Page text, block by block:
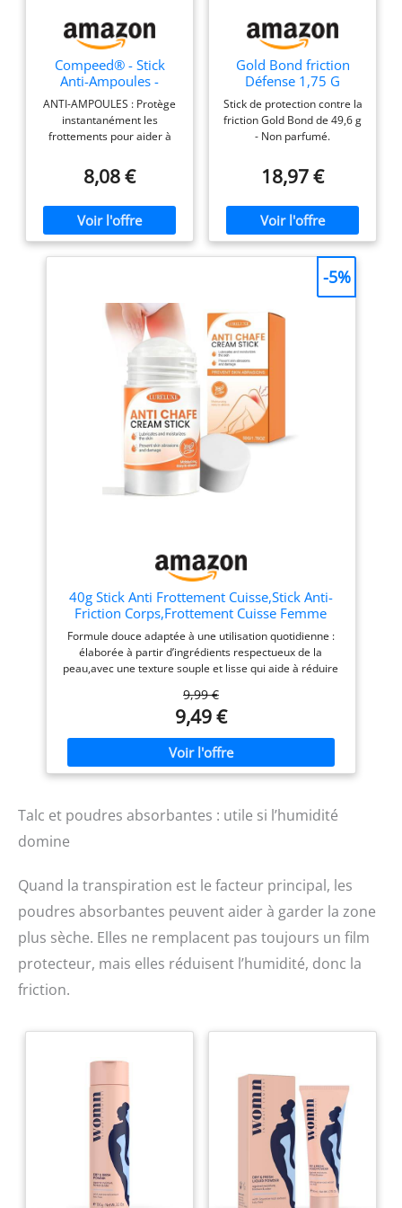
Compeed® - Stick
Anti-Ampoules -
Protège des
Frottements
ANTI-AMPOULES : Protège
instantanément les
frottements pour aider à
d’ampoules et les
irritations. APPLICABLE SUR
CORPS: le stick anti-
ampoule permet une
application sur les pieds et
excessifs. NE TÂCHE PAS :
Une application facile pour
une protection invisible
PRATIQUE ET FACILE A
EMPORTER : Un stick
compact qui se glisse
facilement dans votre sac
ou votre poche FACILE
D'UTILISATION : Appliquez
simplement sur vos pieds,
chaque fois que vous voulez
éviter les frottements
8,08 €
Gold Bond friction
Défense 1,75 G
Stick de protection contre la
friction Gold Bond de 49,6 g
- Non parfumé.
18,97 €
40g Stick Anti Frottement Cuisse,Stick Anti-
Friction Corps,Frottement Cuisse Femme
Creme,Prévient les frottements pour les
cuisses,les épaules et les pieds au
quotidien,Protection Durable
Formule douce adaptée à une utilisation quotidienne :
élaborée à partir d’ingrédients respectueux de la
peau,avec une texture souple et lisse qui aide à réduire
sensibles comme l’intérieur des cuisses,les chevilles et
les aisselles. Format compact et facile à transporter :
ou à emporter partout – toujours prêt à agir contre les
frottements,que vous soyez en déplacement,en activité
physique ou en voyage. Texture fraîche et non grasse :
application,laisse une sensation sèche sur la peau et ne
quotidien. Utilisation simple et hygiénique : format stick
directement le produit avec les mains,ce qui assure
propreté et praticité. Polyvalent : protection efficace lors
de longues marches,d’entraînements sportifs ou du port
une agréable sensation de liberté tout en laissant la
peau respirer.
9,99 €
9,49 €
-5%
Talc et poudres absorbantes : utile si l’humidité
domine
Quand la transpiration est le facteur principal, les
poudres absorbantes peuvent aider à garder la zone
plus sèche. Elles ne remplacent pas toujours un film
protecteur, mais elles réduisent l’humidité, donc la
friction.